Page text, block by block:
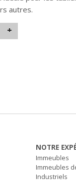
autres.
+
NOTRE
Immeubles
Immeubles
Industriels